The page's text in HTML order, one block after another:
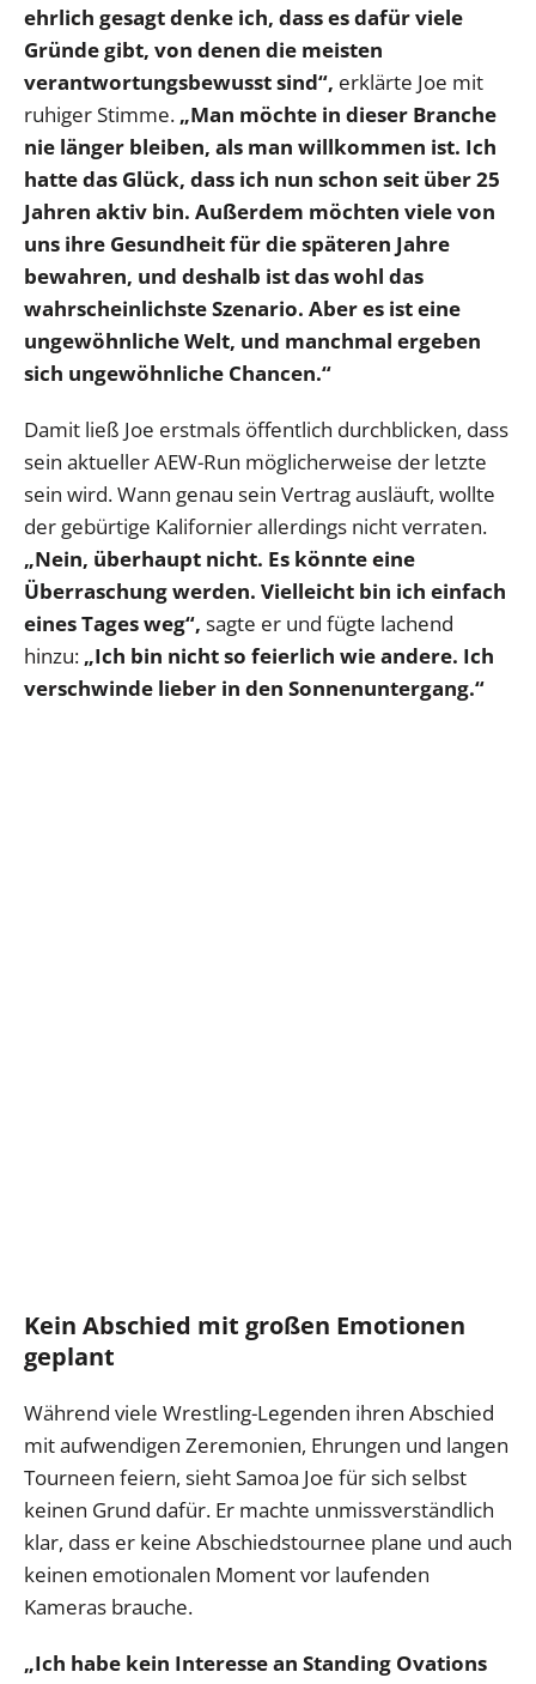
ehrlich gesagt denke ich, dass es dafür viele
Gründe gibt, von denen die meisten
verantwortungsbewusst sind“, erklärte Joe mit
ruhiger Stimme. „Man möchte in dieser Branche
nie länger bleiben, als man willkommen ist. Ich
hatte das Glück, dass ich nun schon seit über 25
Jahren aktiv bin. Außerdem möchten viele von
uns ihre Gesundheit für die späteren Jahre
bewahren, und deshalb ist das wohl das
wahrscheinlichste Szenario. Aber es ist eine
ungewöhnliche Welt, und manchmal ergeben
sich ungewöhnliche Chancen.“
Damit ließ Joe erstmals öffentlich durchblicken, dass
sein aktueller AEW-Run möglicherweise der letzte
sein wird. Wann genau sein Vertrag ausläuft, wollte
der gebürtige Kalifornier allerdings nicht verraten.
„Nein, überhaupt nicht. Es könnte eine
Überraschung werden. Vielleicht bin ich einfach
eines Tages weg“, sagte er und fügte lachend
hinzu: „Ich bin nicht so feierlich wie andere. Ich
verschwinde lieber in den Sonnenuntergang.“
Kein Abschied mit großen Emotionen
geplant
Während viele Wrestling-Legenden ihren Abschied
mit aufwendigen Zeremonien, Ehrungen und langen
Tourneen feiern, sieht Samoa Joe für sich selbst
keinen Grund dafür. Er machte unmissverständlich
klar, dass er keine Abschiedstournee plane und auch
keinen emotionalen Moment vor laufenden
Kameras brauche.
„Ich habe kein Interesse an Standing Ovations